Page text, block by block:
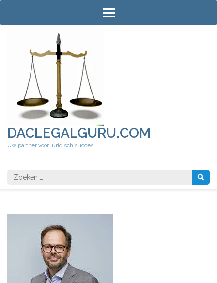
Ga
inhoud
DACLEGALGURU.COM
Uw partner voor juridisch succes
Zoeken
naar: